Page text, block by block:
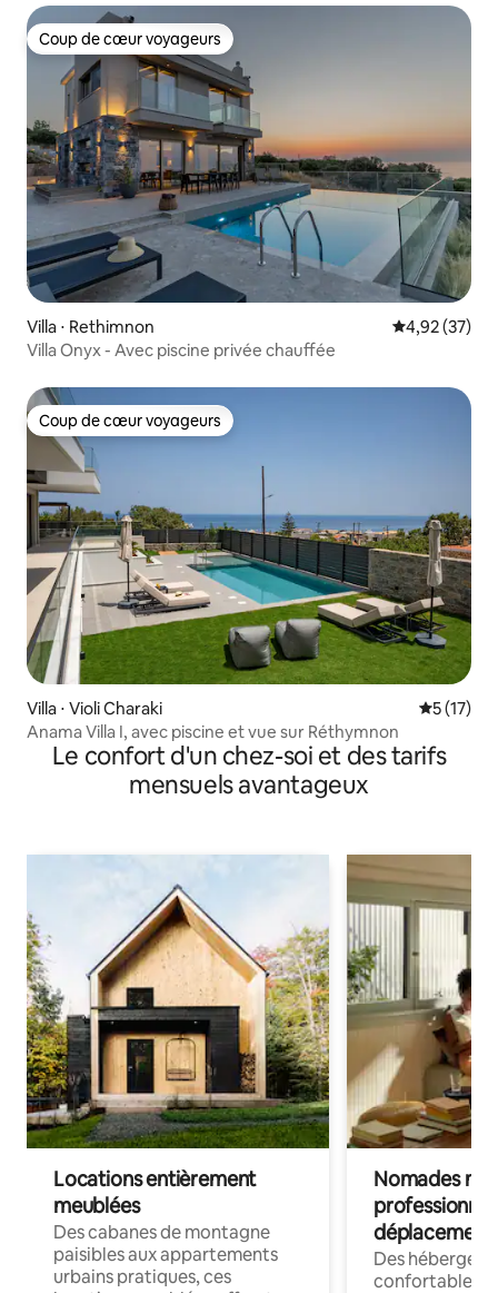
Coup de cœur voyageurs
Coup de cœur voyageurs
Villa ⋅ Rethimnon Évaluation
4,92 (37)
Villa Onyx - Avec piscine privée chauffée
Coup de cœur voyageurs
Coup de cœur voyageurs
Villa ⋅ Violi Charaki
5 (17)
Anama Villa I, avec piscine et vue sur Réthymnon
Le confort d'un chez-soi et des tarifs
mensuels avantageux
Locations entièrement
meublées
Des cabanes de montagne
paisibles aux appartements
urbains pratiques, ces
Nomades
déplacement
Des
confortables